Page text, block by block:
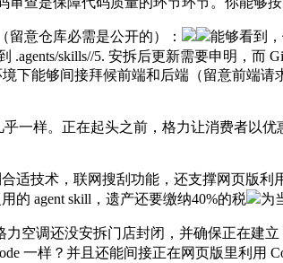
意仓库必需是公开的）：
能够看到
.agents/skills//5. 安拆后更新需要申明，
下能够间接拜候前端和后端（留意前端
样。正在起头之前，格力让消费者以优
技术，联网搜刮功能，还支撑网页版利
的 agent skill，遗产还要缴纳40%的税
为
力空调还没安拆门店封闭，并确保正在建立
一样？并且还能间接正在网页版里利用